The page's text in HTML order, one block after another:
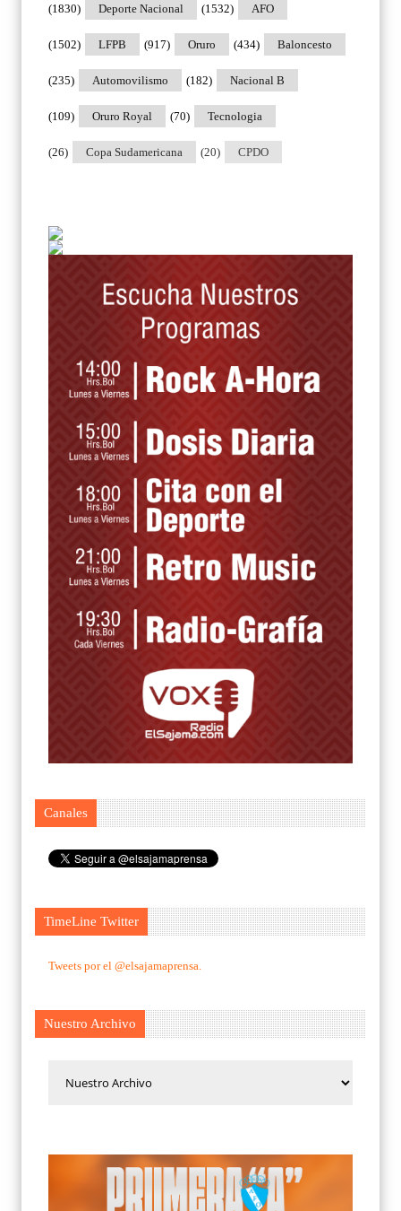
Deporte Nacional
(1830) AFO
(1532)
LFPB
(1502) Oruro
(917) Baloncesto
(434)
Automovilismo
(235) Nacional B
(182)
Oruro Royal
(109) Tecnologia
(70)
Copa Sudamericana
(26) CPDO
(20)
Canales
TimeLine Twitter
Tweets por el @elsajamaprensa.
Nuestro Archivo